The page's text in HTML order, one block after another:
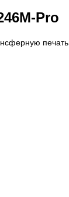
Pro
печать.